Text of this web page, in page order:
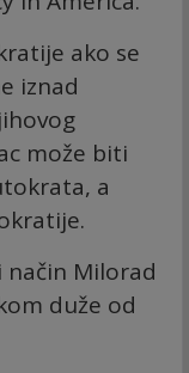
ako se
iznad
može biti
a
način Milorad
duže od